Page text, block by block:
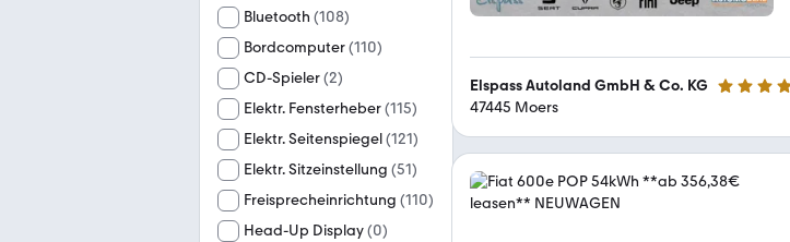
Bluetooth (108)
Bordcomputer(110)
CD-Spieler(2)
Elektr. Fensterheber(115)
Elektr. Seitenspiegel(121)
Elektr. Sitzeinstellung (51)
Freisprecheinrichtung (110)
Head-Up Display(0)
Elspass Autoland GmbH & Co. KG 4.6 Sterne
47445 Moers